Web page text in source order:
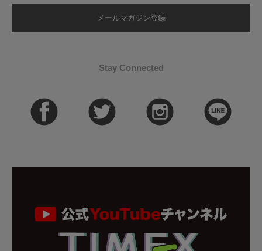
メールマガジン登録
Stay Connected